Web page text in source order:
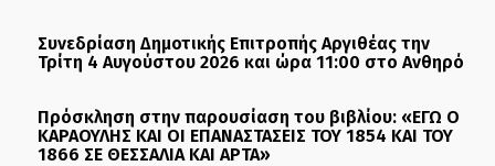
Συνεδρίαση Δημοτικής Επιτροπής Αργιθέας την
Τρίτη 4 Αυγούστου 2026 και ώρα 11:00 στο Ανθηρό
Πρόσκληση στην παρουσίαση του βιβλίου: «ΕΓΩ Ο
ΚΑΡΑΟΥΛΗΣ ΚΑΙ ΟΙ ΕΠΑΝΑΣΤΑΣΕΙΣ ΤΟΥ 1854 ΚΑΙ ΤΟΥ
1866 ΣΕ ΘΕΣΣΑΛΙΑ ΚΑΙ ΑΡΤΑ»